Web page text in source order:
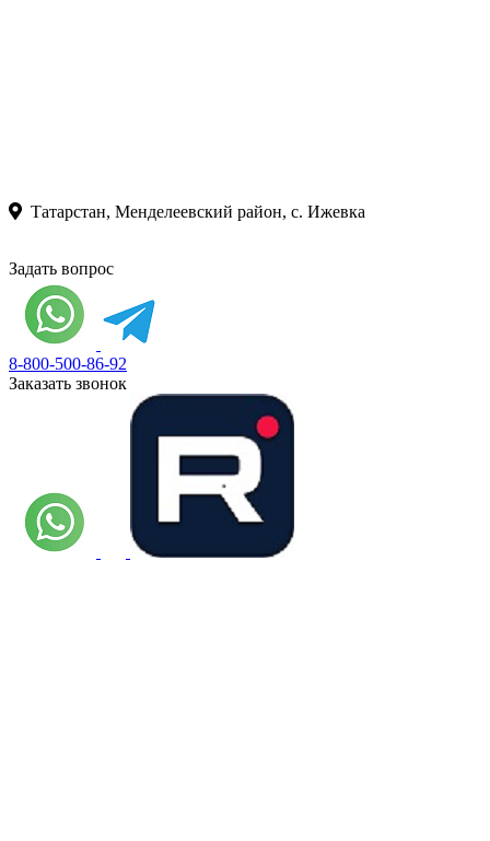
Татарстан, Менделеевский район, с. Ижевка
Задать вопрос
8-800-500-86-92
Заказать звонок